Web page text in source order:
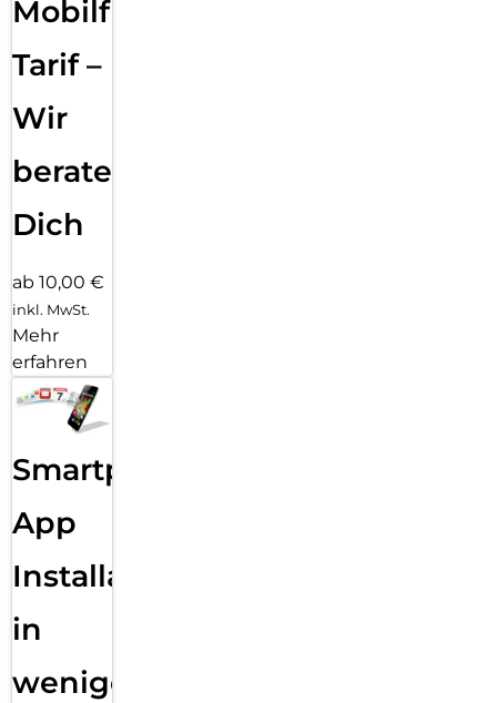
Mobilfunk
Tarif –
Wir
beraten
Dich
ab 10,00 €
inkl. MwSt.
Mehr
erfahren
Smartphone
App
Installation
in
wenigen